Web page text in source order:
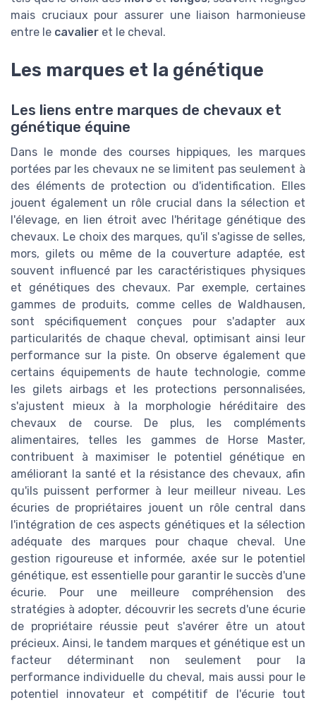
mais cruciaux pour assurer une liaison harmonieuse
entre le cavalier et le cheval.
Les marques et la génétique
Les liens entre marques de chevaux et
génétique équine
Dans le monde des courses hippiques, les marques
portées par les chevaux ne se limitent pas seulement à
des éléments de protection ou d'identification. Elles
jouent également un rôle crucial dans la sélection et
l'élevage, en lien étroit avec l'héritage génétique des
chevaux. Le choix des marques, qu'il s'agisse de selles,
mors, gilets ou même de la couverture adaptée, est
souvent influencé par les caractéristiques physiques
et génétiques des chevaux. Par exemple, certaines
gammes de produits, comme celles de Waldhausen,
sont spécifiquement conçues pour s'adapter aux
particularités de chaque cheval, optimisant ainsi leur
performance sur la piste. On observe également que
certains équipements de haute technologie, comme
les gilets airbags et les protections personnalisées,
s'ajustent mieux à la morphologie héréditaire des
chevaux de course. De plus, les compléments
alimentaires, telles les gammes de Horse Master,
contribuent à maximiser le potentiel génétique en
améliorant la santé et la résistance des chevaux, afin
qu'ils puissent performer à leur meilleur niveau. Les
écuries de propriétaires jouent un rôle central dans
l'intégration de ces aspects génétiques et la sélection
adéquate des marques pour chaque cheval. Une
gestion rigoureuse et informée, axée sur le potentiel
génétique, est essentielle pour garantir le succès d'une
écurie. Pour une meilleure compréhension des
stratégies à adopter, découvrir les secrets d'une écurie
de propriétaire réussie peut s'avérer être un atout
précieux. Ainsi, le tandem marques et génétique est un
facteur déterminant non seulement pour la
performance individuelle du cheval, mais aussi pour le
potentiel innovateur et compétitif de l'écurie tout